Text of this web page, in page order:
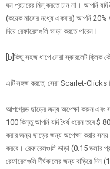
ঘন প্রচারের মিস্ করতে চান না। আপনি
(কয়েক মাসের মধ্যে একবার) আপনি 20%
দিয়ে রেফারেলগুলি ভাড়া করতে পারেন।
[b]কিছু সহজ ধাপে সেরা স্কারলেট ক্লিক
এটি সহজ করতে, সেরা Scarlet-Clicks
আপগ্রেড ছাড়ের জন্য অপেক্ষা করুন এবং
100 কিন্তু আপনি যদি ধৈর্য ধরেন তবে $
করার জন্য ছাড়ের জন্য অপেক্ষা করার
করবে। রেফারেলগুলি ভাড়া (0.15 ডলার
রেফারেলগুলি দীর্ঘকালের জন্য বাড়িয়ে